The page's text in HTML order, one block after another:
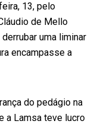
13, pelo
de Mello
uma liminar
encampasse a
do pedágio na
a Lamsa teve lucro